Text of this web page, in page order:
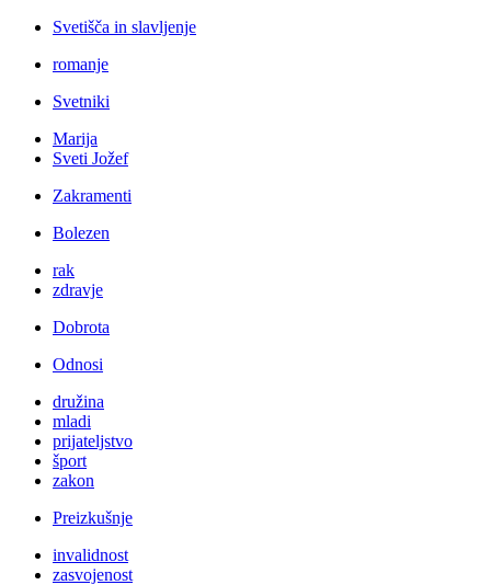
Svetišča in slavljenje
romanje
Svetniki
Marija
Sveti Jožef
Zakramenti
Bolezen
rak
zdravje
Dobrota
Odnosi
družina
mladi
prijateljstvo
šport
zakon
Preizkušnje
invalidnost
zasvojenost